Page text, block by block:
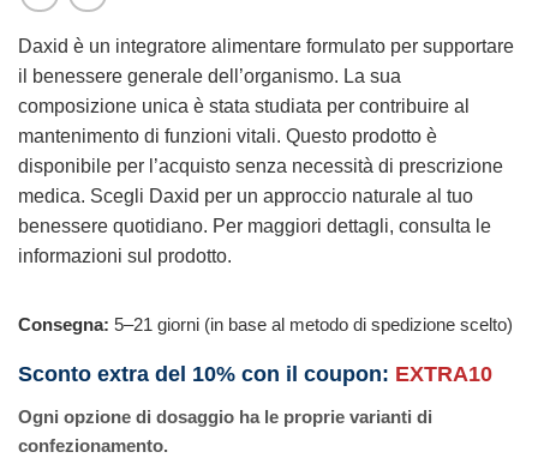
Daxid è un integratore alimentare formulato per supportare
il benessere generale dell’organismo. La sua
composizione unica è stata studiata per contribuire al
mantenimento di funzioni vitali. Questo prodotto è
disponibile per l’acquisto senza necessità di prescrizione
medica. Scegli Daxid per un approccio naturale al tuo
benessere quotidiano. Per maggiori dettagli, consulta le
informazioni sul prodotto.
Consegna: 5–21 giorni (in base al metodo di spedizione scelto)
Sconto extra del 10% con il coupon: EXTRA10
Ogni opzione di dosaggio ha le proprie varianti di
confezionamento.